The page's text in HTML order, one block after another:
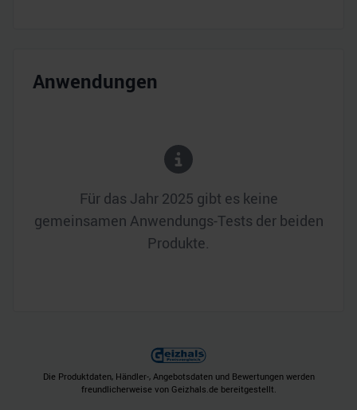
Anwendungen
Für das Jahr 2025 gibt es keine
gemeinsamen Anwendungs-Tests der beiden
Produkte.
Die Produktdaten, Händler-, Angebotsdaten und Bewertungen werden
freundlicherweise von Geizhals.de bereitgestellt.